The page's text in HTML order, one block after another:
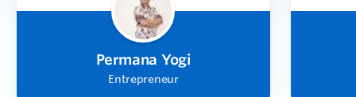
Permana Yogi
Entrepreneur